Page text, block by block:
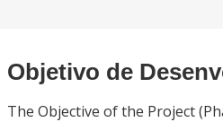
Objetivo de
The Objective of the Project